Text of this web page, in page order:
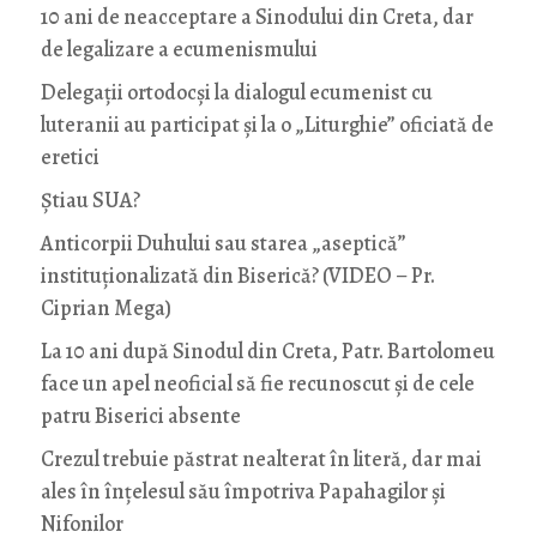
10 ani de neacceptare a Sinodului din Creta, dar
de legalizare a ecumenismului
Delegații ortodocși la dialogul ecumenist cu
luteranii au participat și la o „Liturghie” oficiată de
eretici
Știau SUA?
Anticorpii Duhului sau starea „aseptică”
instituționalizată din Biserică? (VIDEO – Pr.
Ciprian Mega)
La 10 ani după Sinodul din Creta, Patr. Bartolomeu
face un apel neoficial să fie recunoscut și de cele
patru Biserici absente
Crezul trebuie păstrat nealterat în literă, dar mai
ales în înțelesul său împotriva Papahagilor și
Nifonilor